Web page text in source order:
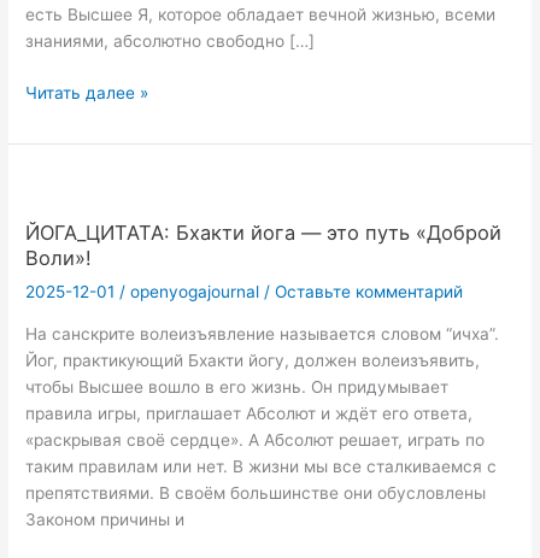
есть Высшее Я, которое обладает вечной жизнью, всеми
знаниями, абсолютно свободно […]
ЙОГА_ЦИТАТА:
—
ПУТИ
САМОРАЗВИТИЯ
Читать далее »
ЙОГА_ЦИТАТА: Бхакти йога — это путь «Доброй
Воли»!
2025-12-01/openyogajournal/Оставьте комментарий
На санскрите волеизъявление называется словом “ичха”.
Йог, практикующий Бхакти йогу, должен волеизъявить,
чтобы Высшее вошло в его жизнь. Он придумывает
правила игры, приглашает Абсолют и ждёт его ответа,
«раскрывая своё сердце». А Абсолют решает, играть по
таким правилам или нет. В жизни мы все сталкиваемся с
препятствиями. В своём большинстве они обусловлены
Законом причины и